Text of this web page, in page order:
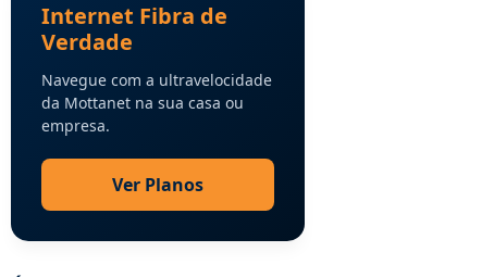
Internet Fibra de
Verdade
Navegue com a ultravelocidade
da Mottanet na sua casa ou
empresa.
Ver Planos